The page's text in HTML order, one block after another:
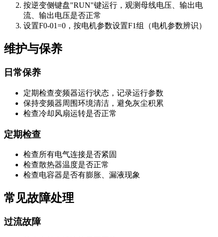
按逆变侧键盘"RUN"键运行，观测母线电压、输出电
流、输出电压是否正常
设置F0-01=0，按电机参数设置F1组（电机参数辨识）
维护与保养
日常保养
定期检查变频器运行状态，记录运行参数
保持变频器周围环境清洁，避免灰尘积累
检查冷却风扇运转是否正常
定期检查
检查所有电气连接是否紧固
检查散热器温度是否正常
检查电容器是否有膨胀、漏液现象
常见故障处理
过流故障